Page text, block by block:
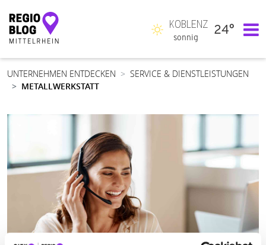
Hauptnavigation
KOBLENZ
sonnig
24°
UNTERNEHMEN ENTDECKEN
SERVICE & DIENSTLEISTUNGEN
METALLWERKSTATT